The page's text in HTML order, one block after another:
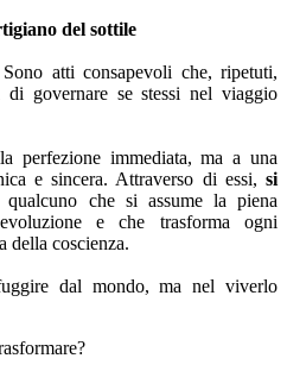
del sottile
atti consapevoli che, ripetuti,
di governare se stessi nel viaggio
perfezione immediata, ma a una
e sincera. Attraverso di essi, si
qualcuno che si assume la piena
e che trasforma ogni
della coscienza.
dal mondo, ma nel viverlo